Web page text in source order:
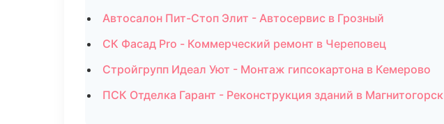
Автосалон Пит-Стоп Элит - Автосервис в Грозный
СК Фасад Pro - Коммерческий ремонт в Череповец
Стройгрупп Идеал Уют - Монтаж гипсокартона в Кемерово
ПСК Отделка Гарант - Реконструкция зданий в Магнитогорск